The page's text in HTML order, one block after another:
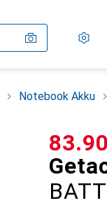
Notebook Akku
CHF
83.90